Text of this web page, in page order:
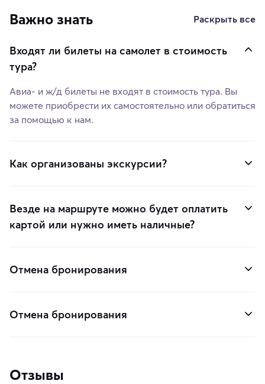
Важно знать Раскрыть все
Входят ли билеты на самолет в стоимость
тура?
Авиа- и ж/д билеты не входят в стоимость тура. Вы
можете приобрести их самостоятельно или обратиться
за помощью к нам.
Как организованы экскурсии?
Везде на маршруте можно будет оплатить
картой или нужно иметь наличные?
Отмена бронирования
Отмена бронирования
Отзывы